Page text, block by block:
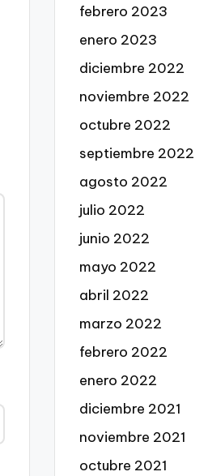
febrero 2023
enero 2023
diciembre 2022
noviembre 2022
octubre 2022
septiembre 2022
agosto 2022
julio 2022
junio 2022
mayo 2022
abril 2022
marzo 2022
febrero 2022
enero 2022
diciembre 2021
noviembre 2021
octubre 2021